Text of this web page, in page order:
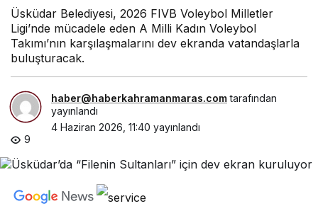
Üsküdar Belediyesi, 2026 FIVB Voleybol Milletler
Ligi’nde mücadele eden A Milli Kadın Voleybol
Takımı’nın karşılaşmalarını dev ekranda vatandaşlarla
buluşturacak.
haber@haberkahramanmaras.comtarafından
yayınlandı
4 Haziran 2026, 11:40 yayınlandı
9